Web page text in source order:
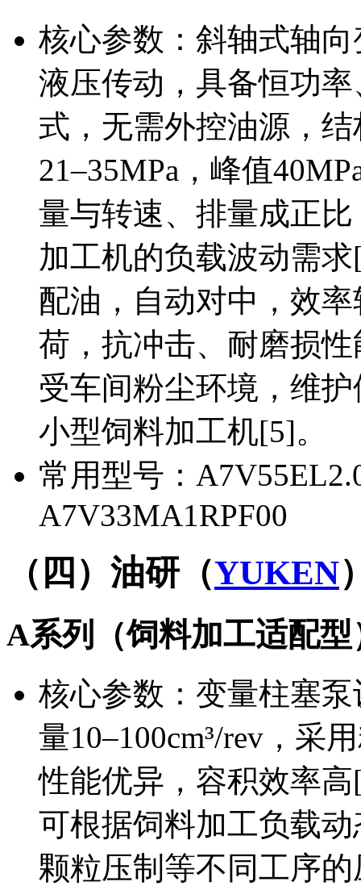
核心参数：斜轴式轴
液压传动，具备恒功
式，无需外控油源，
21–35MPa，峰值
量与转速、排量成正
加工机的负载波动需
配油，自动对中，效
荷，抗冲击、耐磨损
受车间粉尘环境，维
小型饲料加工机[5]。
常用型号：
A7V33MA1RPF00
（四）油研（YUKEN
A系列（饲料加工适配型
核心参数：变量柱塞
量10–100cm³/rev，采
性能优异，容积效率
可根据饲料加工负载
颗粒压制等不同工序